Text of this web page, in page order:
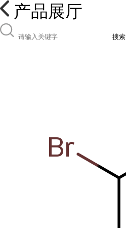
产品展厅
搜索